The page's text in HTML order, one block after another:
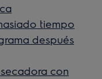
tiempo
después
con